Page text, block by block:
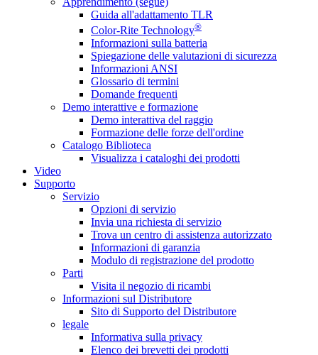
Guida all'adattamento TLR
Color-Rite Technology®
Informazioni sulla batteria
Spiegazione delle valutazioni di sicurezza
Informazioni ANSI
Glossario di termini
Domande frequenti
Demo interattive e formazione
Demo interattiva del raggio
Formazione delle forze dell'ordine
Catalogo Biblioteca
Visualizza i cataloghi dei prodotti
Video
Supporto
Servizio
Opzioni di servizio
Invia una richiesta di servizio
Trova un centro di assistenza autorizzato
Informazioni di garanzia
Modulo di registrazione del prodotto
Parti
Visita il negozio di ricambi
Informazioni sul Distributore
Sito di Supporto del Distributore
legale
Informativa sulla privacy
Elenco dei brevetti dei prodotti